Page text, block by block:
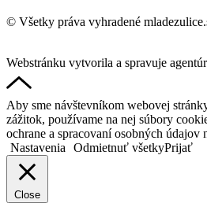
© Všetky práva vyhradené
Webstránku vytvorila a spravuje
Aby sme návštevníkom webovej
zážitok, používame na nej súbory
ochrane a spracovaní osobných údajov
Nastavenia
Odmietnuť všetkyPrijať
Close